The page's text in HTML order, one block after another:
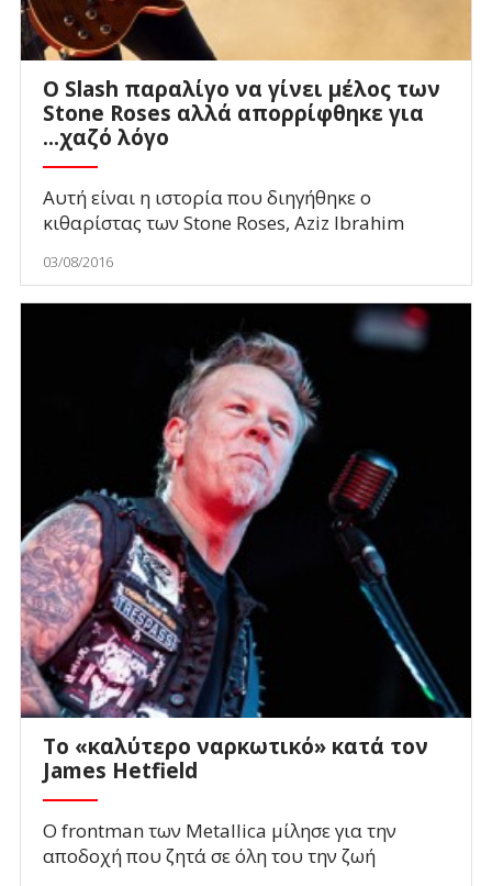
Ο Slash παραλίγο να γίνει μέλος των
Stone Roses αλλά απορρίφθηκε για
...χαζό λόγο
Αυτή είναι η ιστορία που διηγήθηκε ο
κιθαρίστας των Stone Roses, Aziz Ibrahim
03/08/2016
Το «καλύτερο ναρκωτικό» κατά τον
James Hetfield
Ο frontman των Metallica μίλησε για την
αποδοχή που ζητά σε όλη του την ζωή